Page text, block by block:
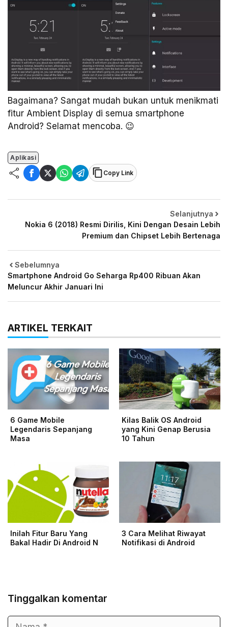
Bagaimana? Sangat mudah bukan untuk menikmati
fitur Ambient Display di semua smartphone
Android? Selamat mencoba. 😉
Aplikasi
Copy Link
Sebelumnya
Smartphone Android Go Seharga Rp400 Ribuan Akan
Meluncur Akhir Januari Ini
Selanjutnya
Nokia 6 (2018) Resmi Dirilis, Kini Dengan Desain Lebih
Premium dan Chipset Lebih Bertenaga
ARTIKEL TERKAIT
6 Game Mobile
Legendaris Sepanjang
Masa
Kilas Balik OS Android
yang Kini Genap Berusia
10 Tahun
Inilah Fitur Baru Yang
Bakal Hadir Di Android N
3 Cara Melihat Riwayat
Notifikasi di Android
Tinggalkan komentar
Nama
Surel